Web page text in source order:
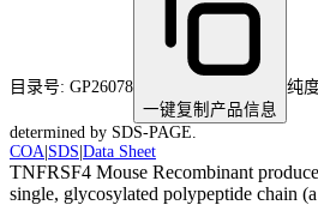
目录号: GP26078
一键复制产品信息
纯
determined by SDS-PAGE.
COA SDS Data Sheet
TNFRSF4 Mouse Recombinant
single, glycosylated polypeptide chain (a